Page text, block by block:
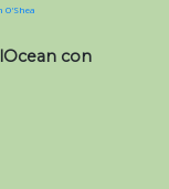
O'Shea
con